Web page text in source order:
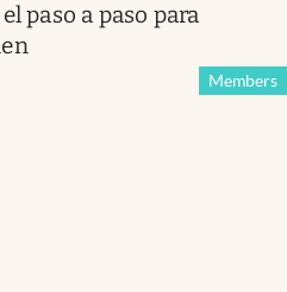
paso a paso para
Members